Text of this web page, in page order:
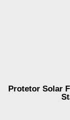
Protetor Solar